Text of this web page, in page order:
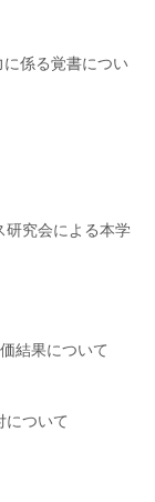
に係る覚書につい
研究会による本学
結果について
について